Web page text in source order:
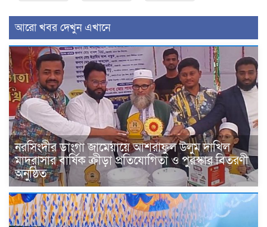
আরো খবর দেখুন এখানে
নরসিংদীর ডাংগা জামেয়ায়ে আশরাফুল উলুম দাখিল
মাদরাসার বার্ষিক ক্রীড়া প্রতিযোগিতা ও পুরস্কার বিতরণী
অনুষ্ঠিত